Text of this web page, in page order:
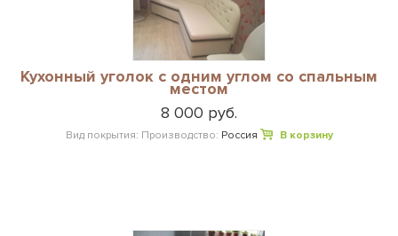
Кухонный уголок с одним углом со спальным
местом
8 000 руб.
Вид покрытия: Производство: Россия В корзину